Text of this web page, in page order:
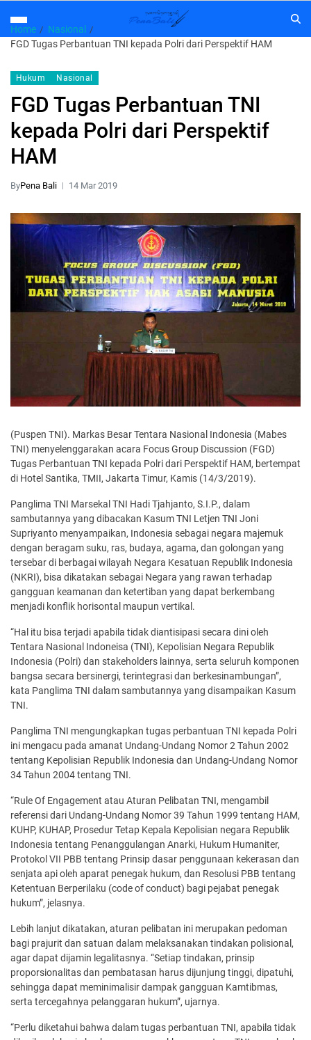
Home
Nasional
FGD Tugas Perbantuan TNI kepada Polri dari Perspektif HAM
Hukum Nasional
FGD Tugas Perbantuan TNI
kepada Polri dari Perspektif
HAM
ByPena Bali 14 Mar 2019
(Puspen TNI). Markas Besar Tentara Nasional Indonesia (Mabes
TNI) menyelenggarakan acara Focus Group Discussion (FGD)
Tugas Perbantuan TNI kepada Polri dari Perspektif HAM, bertempat
di Hotel Santika, TMII, Jakarta Timur, Kamis (14/3/2019).
Panglima TNI Marsekal TNI Hadi Tjahjanto, S.I.P., dalam
sambutannya yang dibacakan Kasum TNI Letjen TNI Joni
Supriyanto menyampaikan, Indonesia sebagai negara majemuk
dengan beragam suku, ras, budaya, agama, dan golongan yang
tersebar di berbagai wilayah Negara Kesatuan Republik Indonesia
(NKRI), bisa dikatakan sebagai Negara yang rawan terhadap
gangguan keamanan dan ketertiban yang dapat berkembang
menjadi konflik horisontal maupun vertikal.
“Hal itu bisa terjadi apabila tidak diantisipasi secara dini oleh
Tentara Nasional Indoneisa (TNI), Kepolisian Negara Republik
Indonesia (Polri) dan stakeholders lainnya, serta seluruh komponen
bangsa secara bersinergi, terintegrasi dan berkesinambungan”,
kata Panglima TNI dalam sambutannya yang disampaikan Kasum
TNI.
Panglima TNI mengungkapkan tugas perbantuan TNI kepada Polri
ini mengacu pada amanat Undang-Undang Nomor 2 Tahun 2002
tentang Kepolisian Republik Indonesia dan Undang-Undang Nomor
34 Tahun 2004 tentang TNI.
“Rule Of Engagement atau Aturan Pelibatan TNI, mengambil
referensi dari Undang-Undang Nomor 39 Tahun 1999 tentang HAM,
KUHP, KUHAP, Prosedur Tetap Kepala Kepolisian negara Republik
Indonesia tentang Penanggulangan Anarki, Hukum Humaniter,
Protokol VII PBB tentang Prinsip dasar penggunaan kekerasan dan
senjata api oleh aparat penegak hukum, dan Resolusi PBB tentang
Ketentuan Berperilaku (code of conduct) bagi pejabat penegak
hukum”, jelasnya.
Lebih lanjut dikatakan, aturan pelibatan ini merupakan pedoman
bagi prajurit dan satuan dalam melaksanakan tindakan polisional,
agar dapat dijamin legalitasnya. “Setiap tindakan, prinsip
proporsionalitas dan pembatasan harus dijunjung tinggi, dipatuhi,
sehingga dapat meminimalisir dampak gangguan Kamtibmas,
serta tercegahnya pelanggaran hukum”, ujarnya.
“Perlu diketahui bahwa dalam tugas perbantuan TNI, apabila tidak